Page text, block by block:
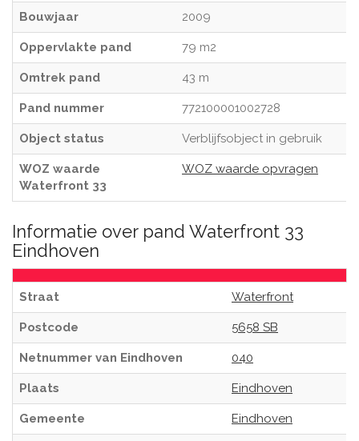
Bouwjaar 2009
Oppervlakte pand 79 m2
Omtrek pand 43 m
Pand nummer 772100001002728
Object status Verblijfsobject in gebruik
WOZ waarde
Waterfront 33
WOZ waarde opvragen
Informatie over pand Waterfront 33
Eindhoven
Straat Waterfront
Postcode 5658 SB
Netnummer van Eindhoven 040
Plaats Eindhoven
Gemeente Eindhoven